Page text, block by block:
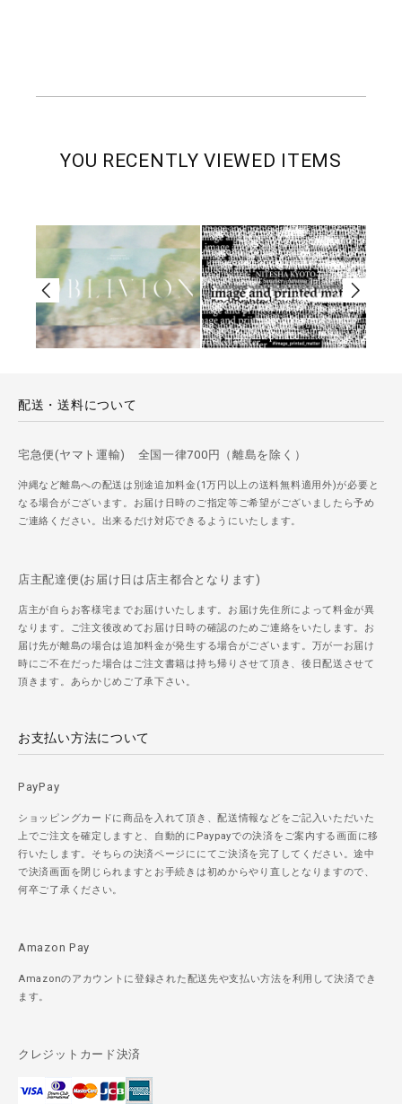
YOU RECENTLY VIEWED ITEMS
配送・送料について
宅急便(ヤマト運輸) 全国一律700円（離島を除く）
沖縄など離島への配送は別途追加料金(1万円以上の送料無料適用外)が必要と
なる場合がございます。お届け日時のご指定等ご希望がございましたら予め
ご連絡ください。出来るだけ対応できるようにいたします。
店主配達便(お届け日は店主都合となります)
店主が自らお客様宅までお届けいたします。お届け先住所によって料金が異
なります。ご注文後改めてお届け日時の確認のためご連絡をいたします。お
届け先が離島の場合は追加料金が発生する場合がございます。万が一お届け
時にご不在だった場合はご注文書籍は持ち帰りさせて頂き、後日配送させて
頂きます。あらかじめご了承下さい。
お支払い方法について
PayPay
ショッピングカードに商品を入れて頂き、配送情報などをご記入いただいた
上でご注文を確定しますと、自動的にPaypayでの決済をご案内する画面に移
行いたします。そちらの決済ページににてご決済を完了してください。途中
で決済画面を閉じられますとお手続きは初めからやり直しとなりますので、
何卒ご了承ください。
Amazon Pay
Amazonのアカウントに登録された配送先や支払い方法を利用して決済でき
ます。
クレジットカード決済